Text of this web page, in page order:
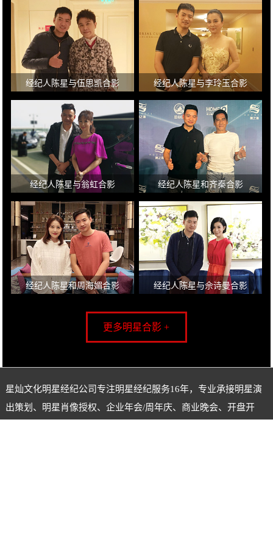
经纪人陈星与伍思凯合影 经纪人陈星与李玲玉合影
经纪人陈星与翁虹合影 经纪人陈星和齐秦合影
经纪人陈星和周海媚合影 经纪人陈星与佘诗曼合影
更多明星合影 +
星灿文化明星经纪公司专注明星经纪服务16年，专业承接明星演
出策划、明星肖像授权、企业年会/周年庆、商业晚会、开盘开